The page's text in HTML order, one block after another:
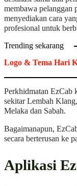
membawa pelanggan
menyediakan cara
profesional untuk
Trending sekarang
Logo & Tema Hari
Perkhidmatan EzCab
sekitar Lembah
Melaka dan Sabah.
Bagaimanapun,
secara berterusan ke
Aplikasi